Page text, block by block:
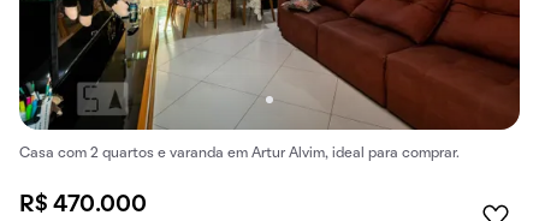
Casa com 2 quartos e varanda em Artur Alvim, ideal para comprar.
R$ 470.000